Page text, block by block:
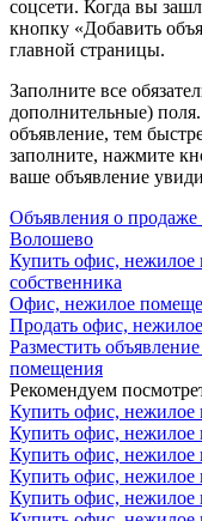
соцсети. Когда вы
кнопку «Добавить
главной страницы.
Заполните все
дополнительные)
объявление, тем
заполните, нажмите
ваше объявление
Объявления о
Волошево
Купить офис,
собственника
Офис, нежилое
Продать офис,
Разместить
помещения
Рекомендуем
Купить офис, нежилое
Купить офис, нежилое
Купить офис, нежилое
Купить офис,
Купить офис, нежилое